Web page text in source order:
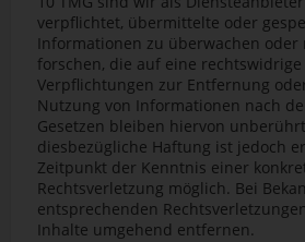
verpflichtet, übermittelte oder
Informationen zu überwachen oder
forschen, die auf eine
Verpflichtungen zur Entfernung
Nutzung von Informationen nach
Gesetzen bleiben hiervon
diesbezügliche Haftung ist jedoch
Zeitpunkt der Kenntnis einer
Rechtsverletzung möglich. Bei
entsprechenden
Inhalte umgehend entfernen.